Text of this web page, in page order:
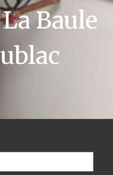
Baule